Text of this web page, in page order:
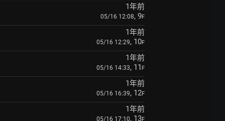
1年前
05/16 12:08, 9F
1年前
05/16 12:29, 10F
1年前
05/16 14:33, 11 F
1年前
05/16 16:39, 12F
1年前
05/16 17:10, 13F